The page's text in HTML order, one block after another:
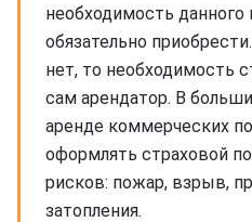
необходимость данного
обязательно
нет, то необходимость
сам арендатор. В
аренде коммерческих
оформлять страховой
рисков: пожар, взрыв,
затопления.